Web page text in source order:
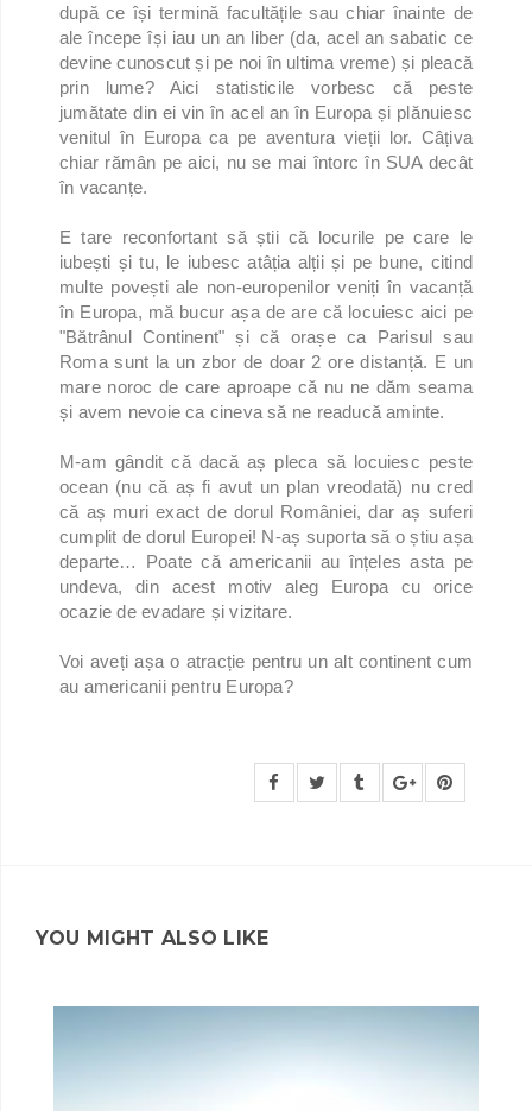
după ce își termină facultățile sau chiar înainte de
ale începe își iau un an liber (da, acel an sabatic ce
devine cunoscut și pe noi în ultima vreme) și pleacă
prin lume? Aici statisticile vorbesc că peste
jumătate din ei vin în acel an în Europa și plănuiesc
venitul în Europa ca pe aventura vieții lor. Câțiva
chiar rămân pe aici, nu se mai întorc în SUA decât
în vacanțe.
E tare reconfortant să știi că locurile pe care le
iubești și tu, le iubesc atâția alții și pe bune, citind
multe povești ale non-europenilor veniți în vacanță
în Europa, mă bucur așa de are că locuiesc aici pe
"Bătrânul Continent" și că orașe ca Parisul sau
Roma sunt la un zbor de doar 2 ore distanță. E un
mare noroc de care aproape că nu ne dăm seama
și avem nevoie ca cineva să ne readucă aminte.
M-am gândit că dacă aș pleca să locuiesc peste
ocean (nu că aș fi avut un plan vreodată) nu cred
că aș muri exact de dorul României, dar aș suferi
cumplit de dorul Europei! N-aș suporta să o știu așa
departe… Poate că americanii au înțeles asta pe
undeva, din acest motiv aleg Europa cu orice
ocazie de evadare și vizitare.
Voi aveți așa o atracție pentru un alt continent cum
au americanii pentru Europa?
YOU MIGHT ALSO LIKE